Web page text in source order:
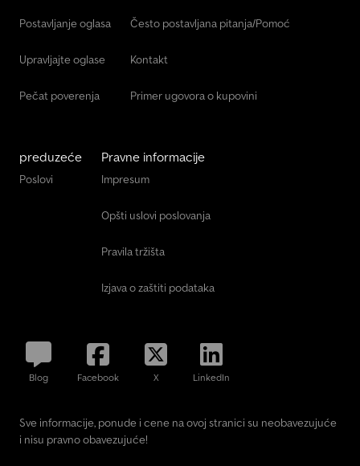
Postavljanje oglasa
Upravljajte oglase
Pečat poverenja
Često postavljana pitanja/Pomoć
Kontakt
Primer ugovora o kupovini
preduzeće
Poslovi
Pravne informacije
Impresum
Opšti uslovi poslovanja
Pravila tržišta
Izjava o zaštiti podataka
Blog Facebook X LinkedIn
Sve informacije, ponude i cene na ovoj stranici su neobavezujuće
i nisu pravno obavezujuće!